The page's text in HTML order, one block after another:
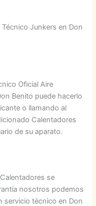
Junkers en Don
Oficial Aire
Benito puede hacerlo
o llamando al
Calentadores
de su aparato.
se
nosotros podemos
servicio técnico en Don